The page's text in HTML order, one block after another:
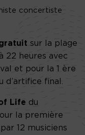
concertiste
sur la plage
22 heures avec
et pour la 1 ère
final.
Life du
la première
12 musiciens